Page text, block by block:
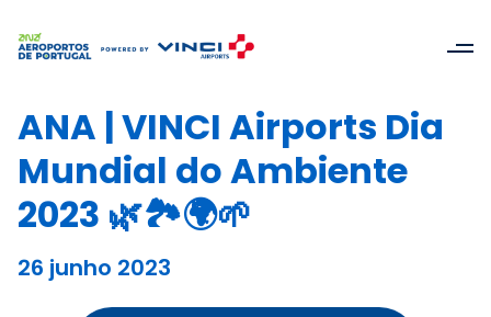
ANA | VINCI Airports Dia
Mundial do Ambiente
2023 🌿🏞🌍🌱
26 junho 2023